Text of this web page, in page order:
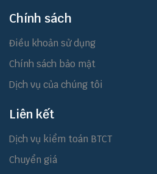
Chính sách
Điều khoản sử dụng
Chính sách bảo mật
Dịch vụ của chúng tôi
Liên kết
Dịch vụ kiểm toán BTCT
Chuyển giá